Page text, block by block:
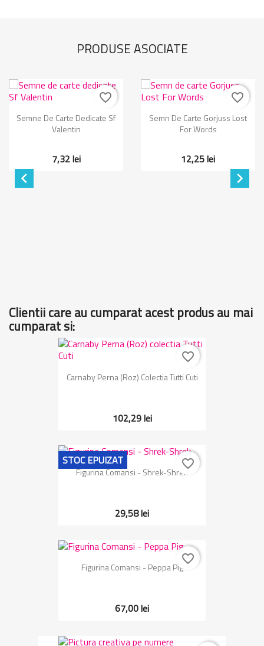
PRODUSE ASOCIATE

Semne De Carte Dedicate Sf
Valentin
7,32 lei
favorite_border
Semn De Carte Gorjuss Lost
For Words
12,25 lei
favorite_border

Clientii care au cumparat acest produs au mai
cumparat si:
Carnaby Perna (Roz) Colectia Tutti Cuti
102,29 lei
favorite_border
Figurina Comansi - Shrek-Shrek
29,58 lei
STOC EPUIZAT favorite_border
Figurina Comansi - Peppa Pig
67,00 lei
favorite_border